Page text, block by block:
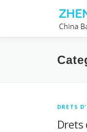
DRETS
Drets